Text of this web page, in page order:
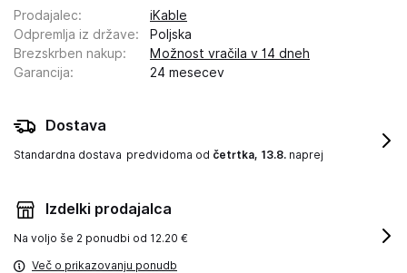
Prodajalec:
iKable
Odpremlja iz države:
Poljska
Brezskrben nakup:
Možnost vračila v 14 dneh
Garancija: 24 mesecev
Dostava
Standardna dostava predvidoma od četrtka, 13.8. naprej
Izdelki prodajalca
Na voljo še 2 ponudbi od 12.20 €
Več o prikazovanju ponudb